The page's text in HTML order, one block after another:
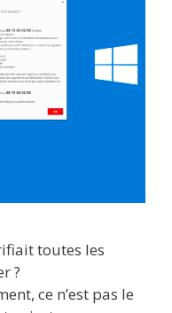
toutes les
?
ce n’est pas le